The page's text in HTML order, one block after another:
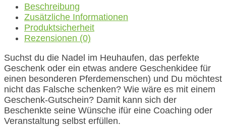
Beschreibung
Zusätzliche Informationen
Produktsicherheit
Rezensionen (0)
Suchst du die Nadel im Heuhaufen, das perfekte
Geschenk oder ein etwas andere Geschenkidee für
einen besonderen Pferdemenschen) und Du möchtest
nicht das Falsche schenken? Wie wäre es mit einem
Geschenk-Gutschein? Damit kann sich der
Beschenkte seine Wünsche ifür eine Coaching oder
Veranstaltung selbst erfüllen.